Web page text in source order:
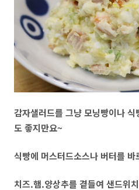
감자샐러드를 그냥 모닝빵이나
도 좋지만요~
식빵에 머스터드소스나 버터를 바
치즈.햄.양상추를 곁들여 샌드위